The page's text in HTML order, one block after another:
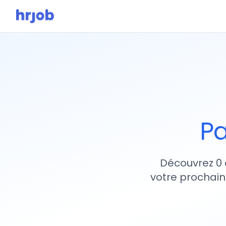
Découvrez
votre